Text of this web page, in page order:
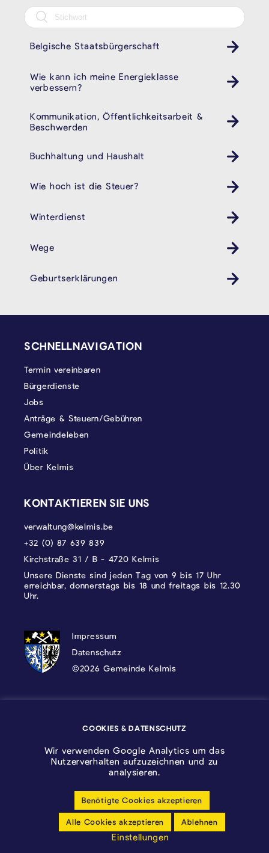
Belgische Staatsbürgerschaft
Wie kann ich meine Energieklasse
verbessern?
Kommunikation, Öffentlichkeitsarbeit &
Beschwerden
Buchhaltung und Haushalt
Wie hoch ist die Steuer?
Winterdienst
Wege
Geburtserklärungen
SCHNELLNAVIGATION
Termin vereinbaren
Bürgerdienste
Jobs
Anträge & Steuern/Gebühren
Gemeindeleben
Politik
Über Kelmis
KONTAKTIEREN SIE UNS
verwaltung@kelmis.be
+32 (0) 87 639 839
Kirchstraße 31 / B - 4720 Kelmis
Unsere Dienste sind jeden Tag von 9 bis 17 Uhr
erreichbar, donnerstags bis 18 und freitags bis 12.30
Uhr.
DATENSCHUTZ, IMPRESSUM UND
Impressum
Datenschutz
©2026 Gemeinde Kelmis
Cookie-Einstellungen anpassen
Barrierfreiheitserklärung
COOKIES & DATENSCHUTZ
Wir verwenden Google Analytics um das
Nutzerverhalten aufzuzeichnen und zu
analysieren.
Benötigte Cookies akzeptieren
Alle Cookies akzeptieren Ablehnen
Einstellungen